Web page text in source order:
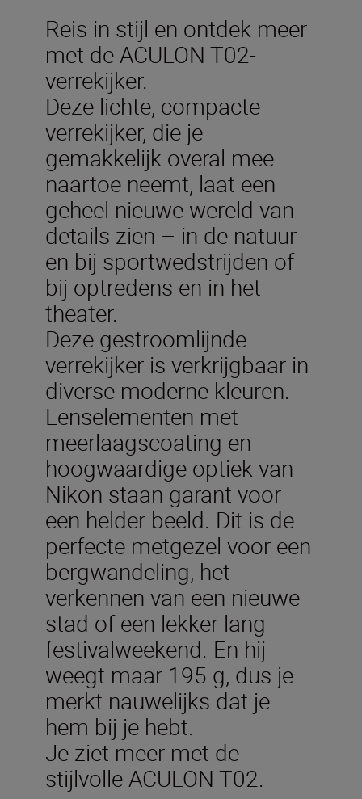
Reis in stijl en ontdek meer
met de ACULON T02-
verrekijker.
Deze lichte, compacte
verrekijker, die je
gemakkelijk overal mee
naartoe neemt, laat een
geheel nieuwe wereld van
details zien – in de natuur
en bij sportwedstrijden of
bij optredens en in het
theater.
Deze gestroomlijnde
verrekijker is verkrijgbaar in
diverse moderne kleuren.
Lenselementen met
meerlaagscoating en
hoogwaardige optiek van
Nikon staan garant voor
een helder beeld. Dit is de
perfecte metgezel voor een
bergwandeling, het
verkennen van een nieuwe
stad of een lekker lang
festivalweekend. En hij
weegt maar 195 g, dus je
merkt nauwelijks dat je
hem bij je hebt.
Je ziet meer met de
stijlvolle ACULON T02.